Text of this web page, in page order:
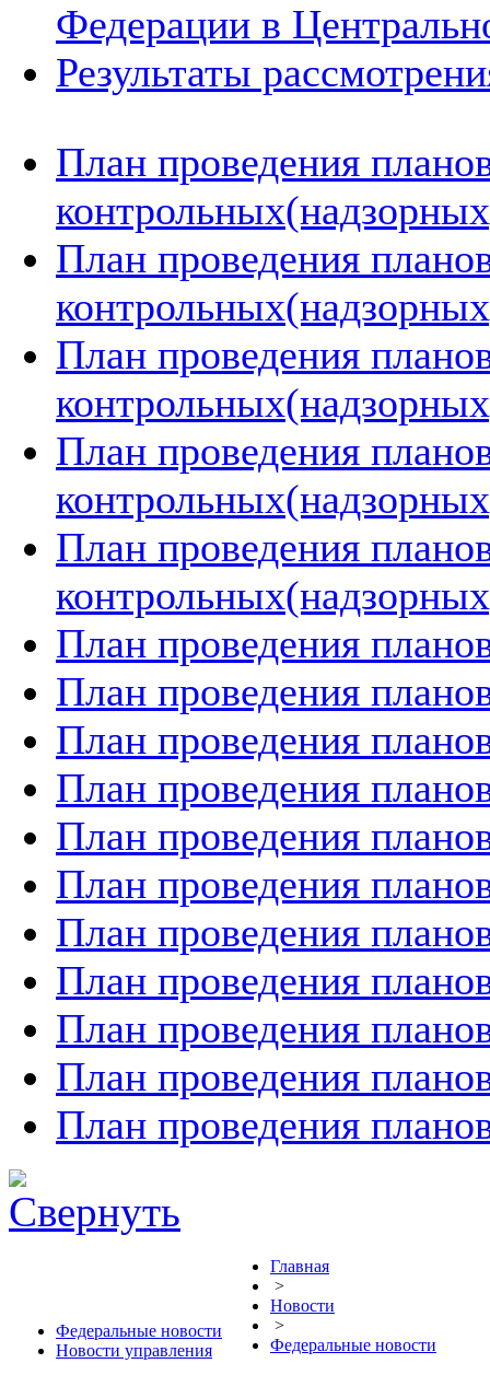
Федерации в
Результаты
План проведения
План проведения
План проведения
План проведения
План проведения
План проведения
План проведения
План проведения
План проведения
План проведения
План проведения
План проведения
План проведения
План проведения
План проведения
План проведения
Федеральные новости
Новости управления
Главная
>
Новости
>
Федеральные новости